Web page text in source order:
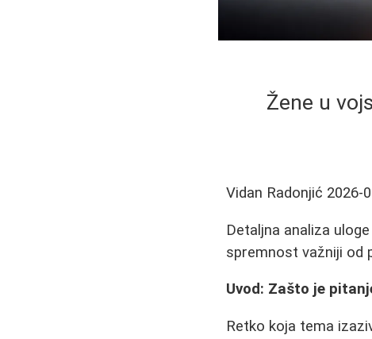
Žene u
Vidan Radonjić 2026-
Detaljna analiza
spremnost važniji od
Uvod: Zašto je
Retko koja tema